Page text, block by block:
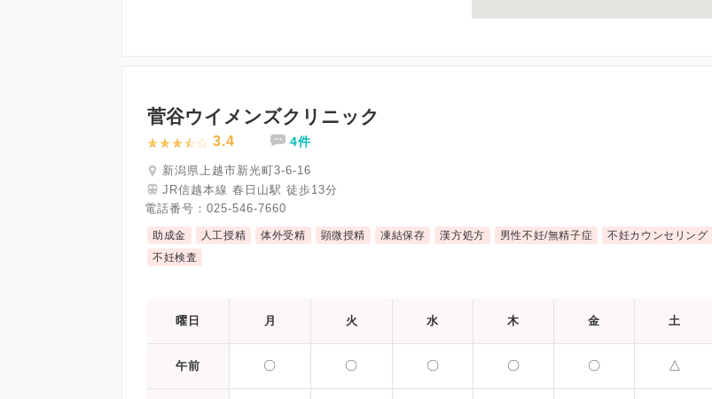
菅谷ウイメンズクリニック
3.4 4件
新潟県上越市新光町3-6-16
JR信越本線 春日山駅 徒歩13分
電話番号： 025-546-7660
助成金 人工授精 体外受精 顕微授精 凍結保存 漢方処方 男性不妊/無精子症 不妊カウンセリング
不妊検査
曜日 月 火 水 木 金 土
午前 〇 〇 〇 〇 〇 △